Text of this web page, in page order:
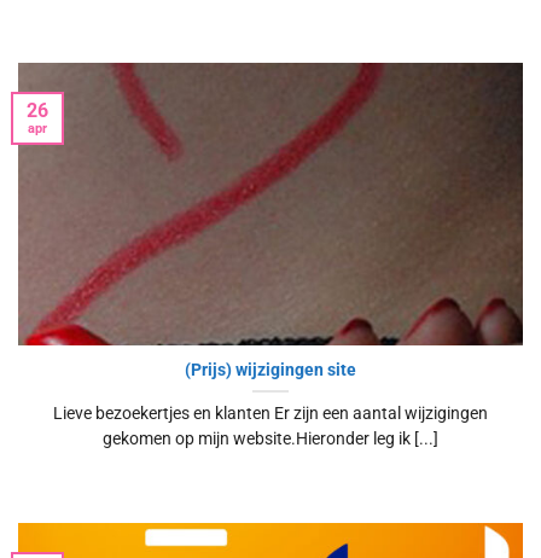
(Prijs) wijzigingen site
Lieve bezoekertjes en klanten Er zijn een aantal wijzigingen
gekomen op mijn website.Hieronder leg ik [...]
26
apr